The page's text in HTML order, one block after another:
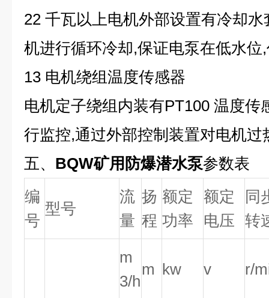
22 千瓦以上电机外部设置有冷却
机进行循环冷却,保证电泵在低水位
13 电机绕组温度传感器
电机定子绕组内装有PT100 温度传
行监控,通过外部控制装置对电机过
五、 BQW矿用防爆潜水泵参数表
编
号
型号
流
量
扬
程
额定
功率
额定
电压
同
转
m
3/h
m kw v r/